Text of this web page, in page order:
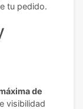
tu pedido.
de
visibilidad